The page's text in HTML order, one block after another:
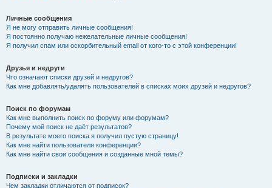
Личные сообщения
Я не могу отправить личные сообщения!
Я постоянно получаю нежелательные личные сообщения!
Я получил спам или оскорбительный email от кого-то с этой конференции!
Друзья и недруги
Что означают списки друзей и недругов?
Как мне добавлять/удалять пользователей в списках моих друзей и недругов?
Поиск по форумам
Как мне выполнить поиск по форуму или форумам?
Почему мой поиск не даёт результатов?
В результате моего поиска я получил пустую страницу!
Как мне найти пользователя конференции?
Как мне найти свои сообщения и созданные мной темы?
Подписки и закладки
Чем закладки отличаются от подписок?